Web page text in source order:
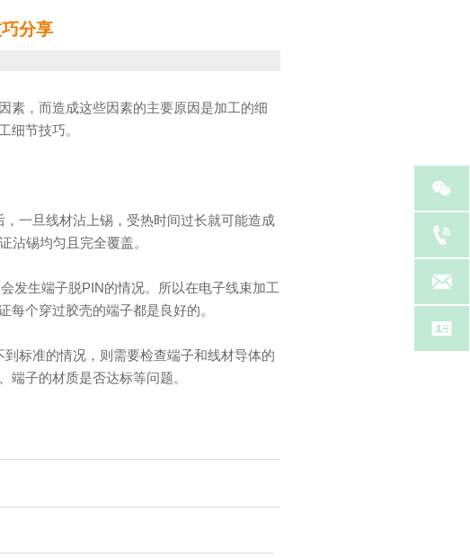
分享
素，而造成这些因素的主要原因是加工的细
细节技巧。
一旦线材沾上锡，受热时间过长就可能造成
沾锡均匀且完全覆盖。
发生端子脱PIN的情况。所以在电子线束加工
每个穿过胶壳的端子都是良好的。
标准的情况，则需要检查端子和线材导体的
端子的材质是否达标等问题。



